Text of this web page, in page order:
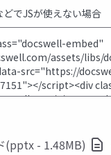
どでJSが使えない場合
(pptx - 1.48MB)